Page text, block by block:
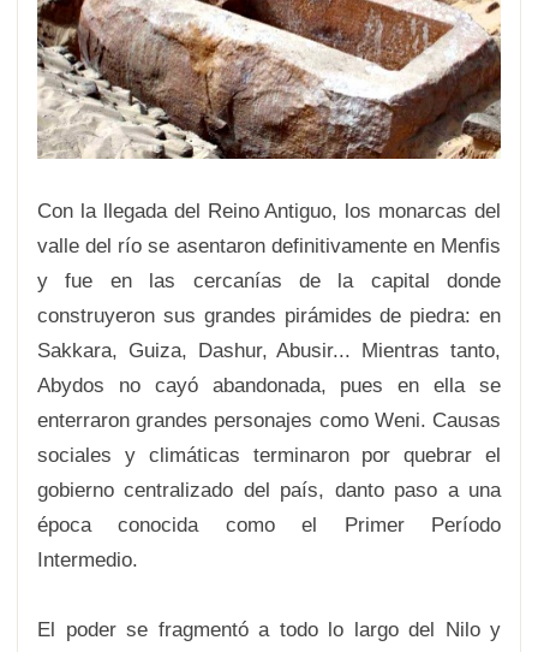
Con la llegada del Reino Antiguo, los monarcas del
valle del río se asentaron definitivamente en Menfis
y fue en las cercanías de la capital donde
construyeron sus grandes pirámides de piedra: en
Sakkara, Guiza, Dashur, Abusir... Mientras tanto,
Abydos no cayó abandonada, pues en ella se
enterraron grandes personajes como Weni. Causas
sociales y climáticas terminaron por quebrar el
gobierno centralizado del país, danto paso a una
época conocida como el Primer Período
Intermedio.
El poder se fragmentó a todo lo largo del Nilo y